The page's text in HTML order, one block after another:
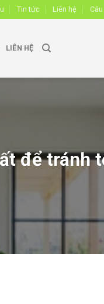
Tin tức Liên hệ
LIÊN HỆ
để tránh